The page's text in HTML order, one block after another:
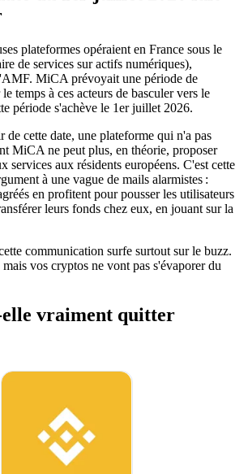
plateformes opéraient en France sous le
de services sur actifs numériques),
MiCA prévoyait une période de
temps à ces acteurs de basculer vers le
période s'achève le 1er juillet 2026.
de cette date, une plateforme qui n'a pas
MiCA ne peut plus, en théorie, proposer
services aux résidents européens. C'est cette
à une vague de mails alarmistes :
en profitent pour pousser les utilisateurs
leurs fonds chez eux, en jouant sur la
communication surfe surtout sur le buzz.
vos cryptos ne vont pas s'évaporer du
vraiment quitter